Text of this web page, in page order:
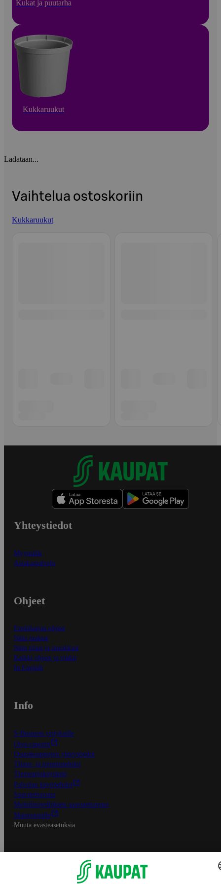
Kukat ja puutarha
Kukkaruukut
Ladataan...
Vaihtelua ostoskoriin
Kukkaruukut
Yhteystiedot
Myymälät
Asiakaspalvelu
Ohjeet
Ensitilaajan ohjeet
Näin maksat
Näin tilaat ja muokkaat
Kaikki ohjeet ja vinkit
In English
Info
S-Business yrityksille
Oiva-raportit
Osuuskauppojen yhteystiedot
Tilaus- ja toimitusehdot
Tietosuojakäytäntö
Palvelun käyttöehdot
Saavutettavuus
Mobiilisovelluksen saavutettavuus
Mainostajalle
Muuta evästeasetuksia
S-ryhmän palvelut